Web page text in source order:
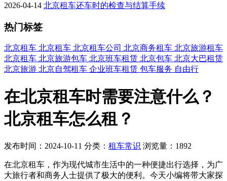
2026-04-14 北京租车还车时的检查与结算手续
热门标签
北京租车 北京租车 北京租车公司 北京商务租车 北京旅游租车
北京租车 北京旅游包车 北京班车租赁 北京包车 北京大巴租赁
北京旅游 北京自驾租车 企业班车租赁 包车服务 自由行
在北京租车时需要注意什么？
北京租车怎么租？
发布时间：2024-10-11 分类： 租车常识 浏览量：1892
在北京租车，作为现代城市生活中的一种便捷出行选择，为广
大旅行者和商务人士提供了极大的便利。今天小编将带大家探